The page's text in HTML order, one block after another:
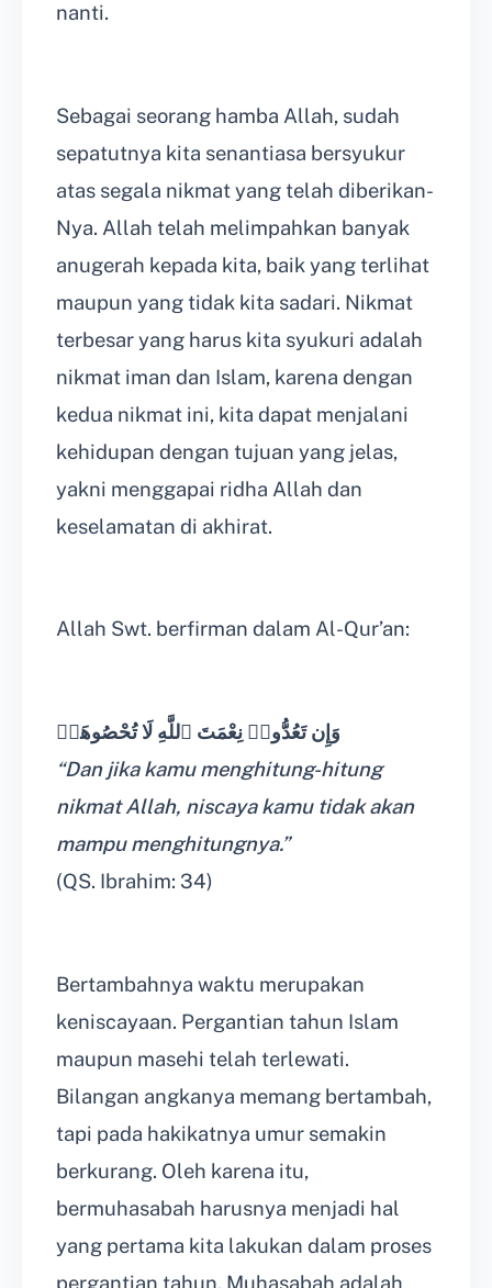
nanti.
Sebagai seorang hamba Allah, sudah
sepatutnya kita senantiasa bersyukur
atas segala nikmat yang telah diberikan-
Nya. Allah telah melimpahkan banyak
anugerah kepada kita, baik yang terlihat
maupun yang tidak kita sadari. Nikmat
terbesar yang harus kita syukuri adalah
nikmat iman dan Islam, karena dengan
kedua nikmat ini, kita dapat menjalani
kehidupan dengan tujuan yang jelas,
yakni menggapai ridha Allah dan
keselamatan di akhirat.
Allah Swt. berfirman dalam Al-Qur’an:
وَإِن تَعُدُّوا۟ نِعْمَتَ ٱللَّهِ لَا تُحْصُوهَاۤ
“Dan jika kamu menghitung-hitung
nikmat Allah, niscaya kamu tidak akan
mampu menghitungnya.”
(QS. Ibrahim: 34)
Bertambahnya waktu merupakan
keniscayaan. Pergantian tahun Islam
maupun masehi telah terlewati.
Bilangan angkanya memang bertambah,
tapi pada hakikatnya umur semakin
berkurang. Oleh karena itu,
bermuhasabah harusnya menjadi hal
yang pertama kita lakukan dalam proses
pergantian tahun. Muhasabah adalah